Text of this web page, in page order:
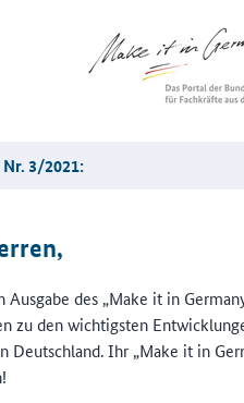
3/2021:
des „Make it in
zu den wichtigsten
Deutschland. Ihr „Make it in